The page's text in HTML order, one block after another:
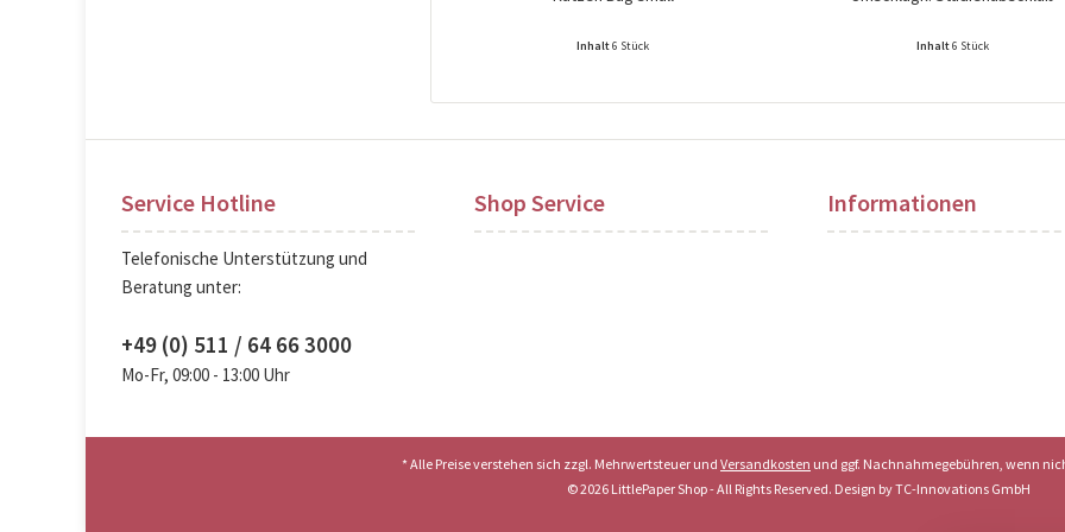
Inhalt6 Stück
Preise nach Login sichtbar!
Inhalt6 Stück
Preise nach Login sichtbar!
Service Hotline
Telefonische Unterstützung und
Beratung unter:
+49 (0) 511 / 64 66 3000
Mo-Fr, 09:00 - 13:00 Uhr
Shop Service Informationen
* Alle Preise verstehen sich zzgl. Mehrwertsteuer und Versandkosten und ggf. Nachnahmegebühren, wenn
© 2026 LittlePaper Shop - All Rights Reserved. Design byTC-Innovations GmbH